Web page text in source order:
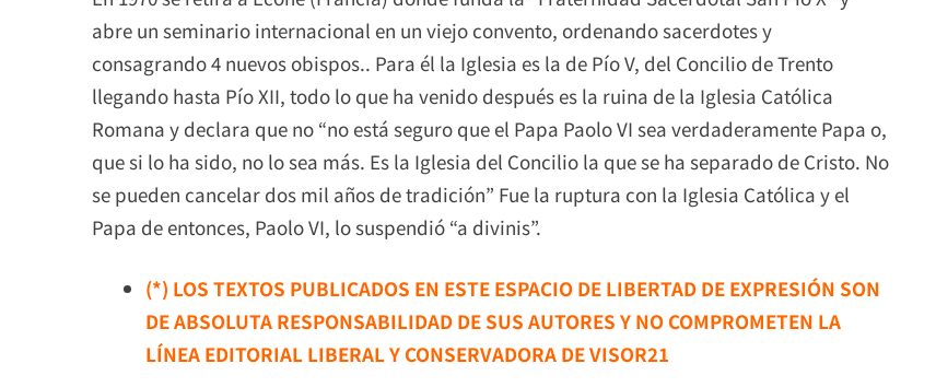
abre un seminario internacional en un viejo convento, ordenando sacerdotes y
consagrando 4 nuevos obispos.. Para él la Iglesia es la de Pío V, del Concilio de Trento
llegando hasta Pío XII, todo lo que ha venido después es la ruina de la Iglesia Católica
Romana y declara que no “no está seguro que el Papa Paolo VI sea verdaderamente Papa o,
que si lo ha sido, no lo sea más. Es la Iglesia del Concilio la que se ha separado de Cristo. No
se pueden cancelar dos mil años de tradición” Fue la ruptura con la Iglesia Católica y el
Papa de entonces, Paolo VI, lo suspendió “a divinis”.
(*) LOS TEXTOS PUBLICADOS EN ESTE ESPACIO DE LIBERTAD DE EXPRESIÓN SON
DE ABSOLUTA RESPONSABILIDAD DE SUS AUTORES Y NO COMPROMETEN LA
LÍNEA EDITORIAL LIBERAL Y CONSERVADORA DE VISOR21